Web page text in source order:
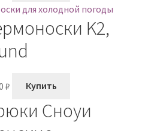
K2,
₽ Купить
Сноуи